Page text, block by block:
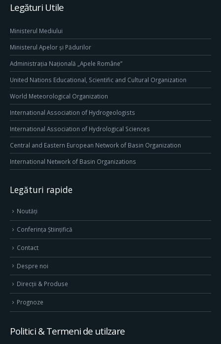
Legături Utile
Ministerul Mediului
Ministerul Apelor și Pădurilor
Administrația Națională „Apele Române”
United Nations Educational, Scientific and Cultural Organization
World Meteorological Organization
International Association of Hydrogeologists
International Association of Hydrological Sciences
Central and Eastern European Network of Basin Organization
International Network of Basin Organizations
Legături rapide
Noutăți
Conferința Științifică
Contact
Despre noi
Direcţii & Produse
Prognoze
Politici & Termeni de utilzare